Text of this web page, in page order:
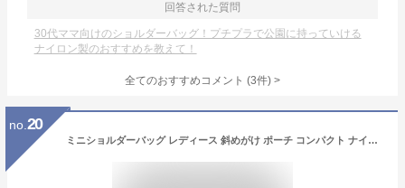
回答された質問
30代ママ向けのショルダーバッグ！プチプラで公園に持っていける
ナイロン製のおすすめを教えて！
全てのおすすめコメント (3件) >
no. 20
ミニショルダーバッグ レディース 斜めがけ ポーチ コンパクト ナイロン シンプル 軽い スマホ 財布 かわいい ミニバッグ